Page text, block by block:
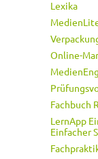
Lexika
Online-
Fachbuch
LernApp
Einfacher